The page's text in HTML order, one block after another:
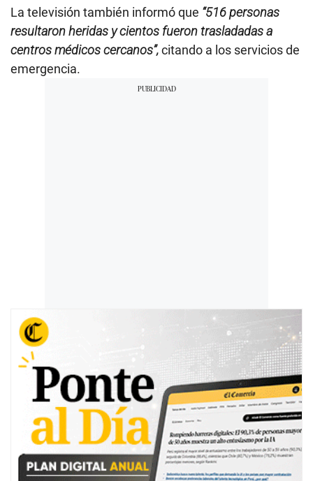
La televisión también informó que “516 personas
resultaron heridas y cientos fueron trasladadas a
centros médicos cercanos”,citando a los servicios de
emergencia.